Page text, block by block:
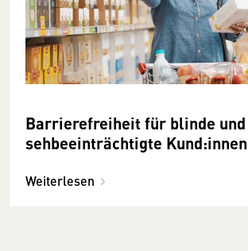
Barrierefreiheit für blinde und
sehbeeinträchtigte Kund:innen
Weiterlesen